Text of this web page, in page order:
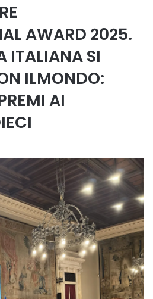
AWARD 2025.
ITALIANA SI
ILMONDO:
AI